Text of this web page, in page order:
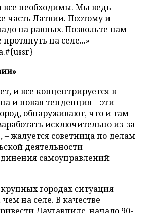
все необходимы. Мы ведь
часть Латвии. Поэтому и
на равных. Позвольте нам
на селе...» –
и все концентрируется в
и новая тенденция – эти
обнаруживают, что и там
исключительно из-за
жалуется советница по делам
деятельности
самоуправлений
городах ситуация
на селе. В качестве